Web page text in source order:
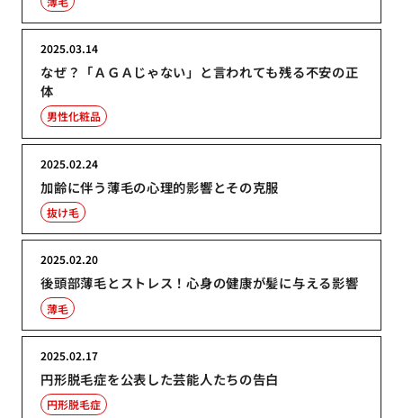
なぜ？「ＡＧＡじゃない」と言われても残る不安の正
体
2025.03.14
男性化粧品
加齢に伴う薄毛の心理的影響とその克服
2025.02.24
抜け毛
後頭部薄毛とストレス！心身の健康が髪に与える影響
2025.02.20
薄毛
円形脱毛症を公表した芸能人たちの告白
2025.02.17
円形脱毛症